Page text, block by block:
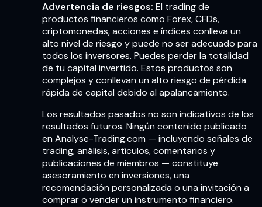
Advertencia de riesgos: El trading de
productos financieros como Forex, CFDs,
criptomonedas, acciones e índices conlleva un
alto nivel de riesgo y puede no ser adecuado para
todos los inversores. Puedes perder la totalidad
de tu capital invertido. Estos productos son
complejos y conllevan un alto riesgo de pérdida
rápida de capital debido al apalancamiento.
Los resultados pasados no son indicativos de los
resultados futuros. Ningún contenido publicado
en Analyse-Trading.com — incluyendo señales de
trading, análisis, artículos, comentarios y
publicaciones de miembros — constituye
asesoramiento en inversiones, una
recomendación personalizada o una invitación a
comprar o vender un instrumento financiero.